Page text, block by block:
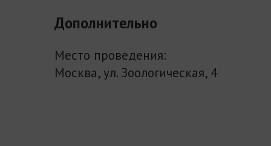
Дополнительно
Место проведения:
Москва, ул. Зоологическая, 4